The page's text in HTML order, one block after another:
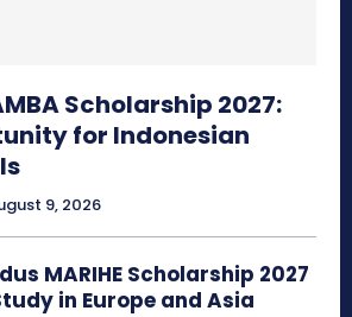
Scholarship 2027:
for Indonesian
9, 2026
MARIHE Scholarship 2027
in Europe and Asia